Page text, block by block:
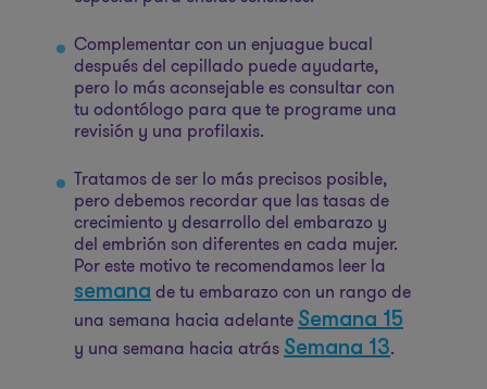
Complementar con un enjuague bucal
después del cepillado puede ayudarte,
pero lo más aconsejable es consultar con
tu odontólogo para que te programe una
revisión y una profilaxis.
Tratamos de ser lo más precisos posible,
pero debemos recordar que las tasas de
crecimiento y desarrollo del embarazo y
del embrión son diferentes en cada mujer.
Por este motivo te recomendamos leer la
semana de tu embarazo con un rango de
una semana hacia adelante Semana 15
y una semana hacia atrás Semana 13.